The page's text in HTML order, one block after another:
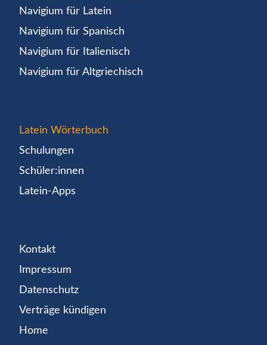
Navigium für Latein
Navigium für Spanisch
Navigium für Italienisch
Navigium für Altgriechisch
Latein Wörterbuch
Schulungen
Schüler:innen
Latein-Apps
Kontakt
Impressum
Datenschutz
Verträge kündigen
Home